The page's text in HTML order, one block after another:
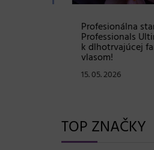
Profesionálna
Professionals
k dlhotrvajúcej
vlasom!
15. 05. 2026
TOP ZNAČKY